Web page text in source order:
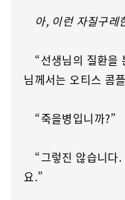
아, 이런 자질구레
“선생님의 질환을
님께서는 오티스 콤
“죽을병입니까?”
“그렇진 않습니다
요.”